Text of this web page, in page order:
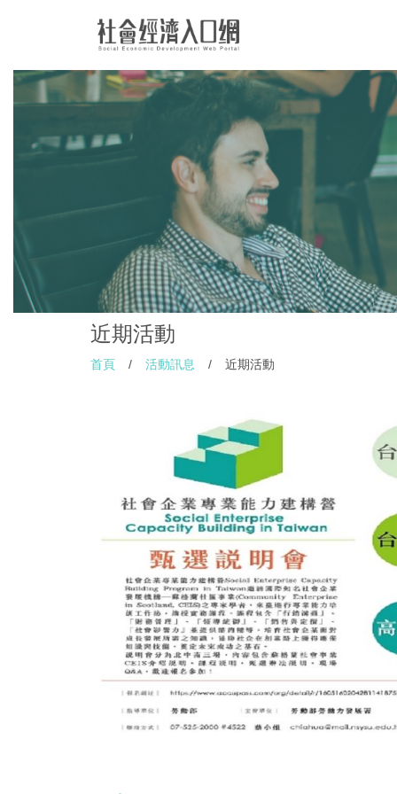
近期活動
首頁 / 活動訊息 / 近期活動